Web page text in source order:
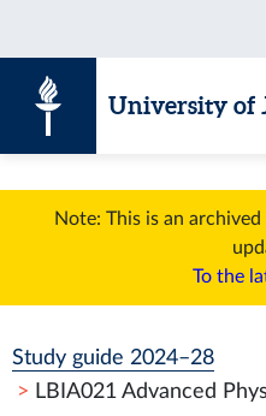
University of
Note: This is an
To the
Study guide 2024–28
LBIA021 Advanced